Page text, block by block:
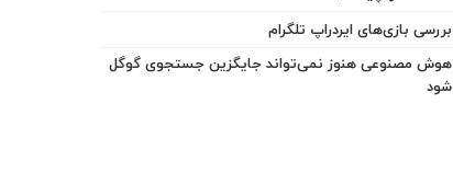
بررسی بازی‌های ایردراپ تلگرام
هوش مصنوعی هنوز نمی‌تواند جایگزین جستجوی گوگل
شود